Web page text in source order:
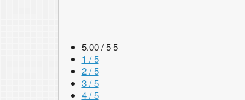
5.00 / 5 5
1 / 5
2 / 5
3 / 5
4 / 5